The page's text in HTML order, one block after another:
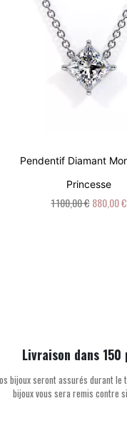
Pendentif Diamant
Princesse
1 100,00 € 880,00 €
Livraison dans 150
bijoux seront assurés durant le
bijoux vous sera remis contre